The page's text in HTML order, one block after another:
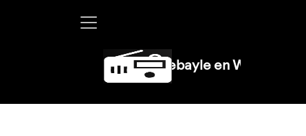
Martha Debayle en W, lunes a